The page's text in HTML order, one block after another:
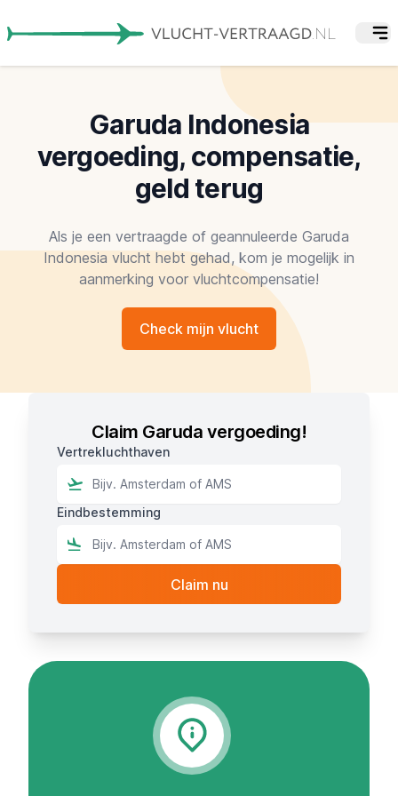
Garuda Indonesia
vergoeding, compensatie,
geld terug
Als je een vertraagde of geannuleerde Garuda
Indonesia vlucht hebt gehad, kom je mogelijk in
aanmerking voor vluchtcompensatie!
Check mijn vlucht
Claim Garuda vergoeding!
Vertrekluchthaven
Eindbestemming